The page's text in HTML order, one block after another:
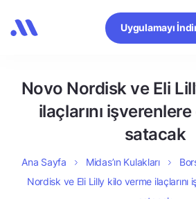
Uygulamayı
Novo Nordisk ve Eli
ilaçlarını
satacak
Ana Sayfa Midas’ın Kulakları
Nordisk ve Eli Lilly kilo verme ilaçlarını